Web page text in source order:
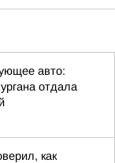
авто:
отдала
как